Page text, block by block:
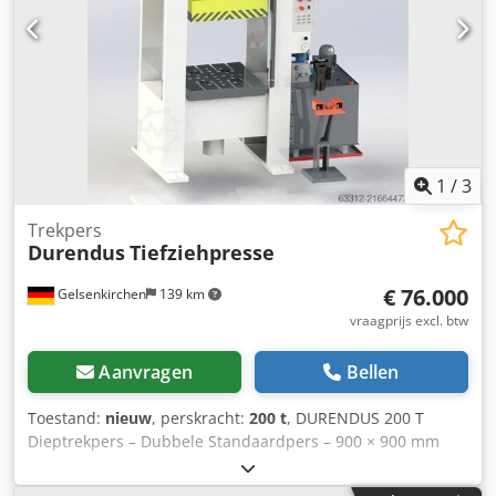
1 /3
Gelsenkirchen 139 km
Trekpers
DurendusTiefziehpresse
€ 76.000
vraagprijs excl. btw
Aanvragen Bellen
Toestand: nieuw, perskracht: 200 t, DURENDUS 200 T
Dieptrekpers – Dubbele Standaardpers – 900 × 900 mm
tafel, 80 T trekdemper De hier getoonde machine is reeds
in opdracht van een klant gebouwd en geleverd. Wij